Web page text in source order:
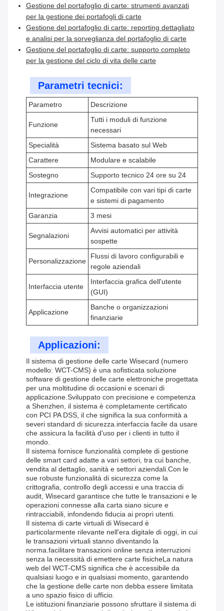
Gestione del portafoglio di carte: strumenti avanzati
per la gestione dei portafogli di carte
Gestione del portafoglio di carte: reporting dettagliato
e analisi per la sorveglianza del portafoglio di carte
Gestione del portafoglio di carte: supporto completo
per la gestione del ciclo di vita delle carte
Parametri tecnici:
Parametro Descrizione
Funzione
Tutti i moduli di funzione
necessari
Specialità
Sistema basato sul Web
Carattere
Modulare e scalabile
Sostegno
Supporto tecnico 24 ore su 24
Integrazione
Compatibile con vari tipi di carte
e sistemi di pagamento
Garanzia
3 mesi
Segnalazioni
Avvisi automatici per attività
sospette
Personalizzazione
Flussi di lavoro configurabili e
regole aziendali
Interfaccia utente
Interfaccia grafica dell'utente
(GUI)
Applicazione
Banche o organizzazioni
finanziarie
Applicazioni:
Il sistema di gestione delle carte Wisecard (numero
modello: WCT-CMS) è una sofisticata soluzione
software di gestione delle carte elettroniche progettata
per una moltitudine di occasioni e scenari di
applicazione.Sviluppato con precisione e competenza
a Shenzhen, il sistema è completamente certificato
con PCI PA DSS, il che significa la sua conformità a
severi standard di sicurezza.interfaccia facile da usare
che assicura la facilità d'uso per i clienti in tutto il
mondo.
Il sistema fornisce funzionalità complete di gestione
delle smart card adatte a vari settori, tra cui banche,
vendita al dettaglio, sanità e settori aziendali.Con le
sue robuste funzionalità di sicurezza come la
crittografia, controllo degli accessi e una traccia di
audit, Wisecard garantisce che tutte le transazioni e le
operazioni connesse alla carta siano sicure e
rintracciabili, infondendo fiducia ai propri utenti.
Il sistema di carte virtuali di Wisecard è
particolarmente rilevante nell'era digitale di oggi, in cui
le transazioni virtuali stanno diventando la
norma.facilitare transazioni online senza interruzioni
senza la necessità di emettere carte fisicheLa natura
web del WCT-CMS significa che è accessibile da
qualsiasi luogo e in qualsiasi momento, garantendo
che la gestione delle carte non debba essere limitata
a uno spazio fisico di ufficio.
Le istituzioni finanziarie possono sfruttare il sistema di